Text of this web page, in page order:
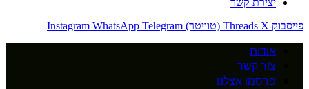
יצירת קשר
פייסבוק
Threads X (טוויטר) Instagram WhatsApp Telegram
אודות
צור קשר
פרסמו אצלנו